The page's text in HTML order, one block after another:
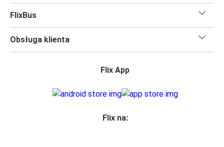
FlixBus
Obsługa klienta
Flix App
Flix na: